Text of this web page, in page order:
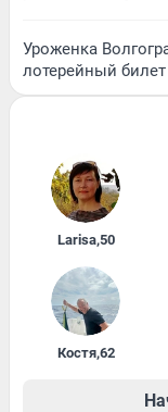
Уроженка
лотерейный билет
Larisa,50
Костя,62